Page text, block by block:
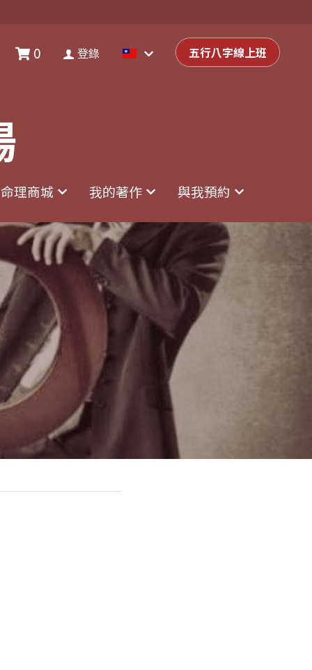
命理商城 我的著作 與我預約
0 登錄 五行八字線上班
命理商城 我的著作 與我預約
0 登錄 五行八字線上班